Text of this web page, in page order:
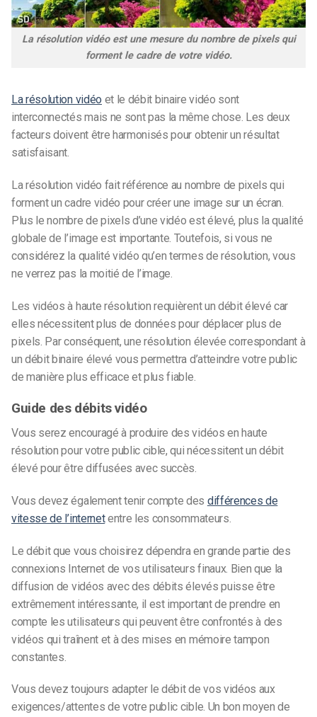
La résolution vidéo est une mesure du nombre de pixels qui
forment le cadre de votre vidéo.
La résolution vidéo et le débit binaire vidéo sont
interconnectés mais ne sont pas la même chose. Les deux
facteurs doivent être harmonisés pour obtenir un résultat
satisfaisant.
La résolution vidéo fait référence au nombre de pixels qui
forment un cadre vidéo pour créer une image sur un écran.
Plus le nombre de pixels d’une vidéo est élevé, plus la qualité
globale de l’image est importante. Toutefois, si vous ne
considérez la qualité vidéo qu’en termes de résolution, vous
ne verrez pas la moitié de l’image.
Les vidéos à haute résolution requièrent un débit élevé car
elles nécessitent plus de données pour déplacer plus de
pixels. Par conséquent, une résolution élevée correspondant à
un débit binaire élevé vous permettra d’atteindre votre public
de manière plus efficace et plus fiable.
Guide des débits vidéo
Vous serez encouragé à produire des vidéos en haute
résolution pour votre public cible, qui nécessitent un débit
élevé pour être diffusées avec succès.
Vous devez également tenir compte des différences de
vitesse de l’internetentre les consommateurs.
Le débit que vous choisirez dépendra en grande partie des
connexions Internet de vos utilisateurs finaux. Bien que la
diffusion de vidéos avec des débits élevés puisse être
extrêmement intéressante, il est important de prendre en
compte les utilisateurs qui peuvent être confrontés à des
vidéos qui traînent et à des mises en mémoire tampon
constantes.
Vous devez toujours adapter le débit de vos vidéos aux
exigences/attentes de votre public cible. Un bon moyen de